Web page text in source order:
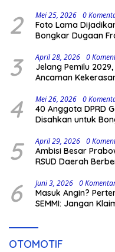
2 Mei 25, 2026 0
Foto Lama
Bongkar Dugaan
3 April 28, 2026 0
Jelang Pemilu
Ancaman
4 Mei 26, 2026 0
40 Anggota DPRD
Disahkan untuk
5 April 29, 2026 0
Ambisi Besar
RSUD Daerah
6 Juni 3, 2026 0
Masuk Angin?
SEMMI: Jangan
OTOMOTIF